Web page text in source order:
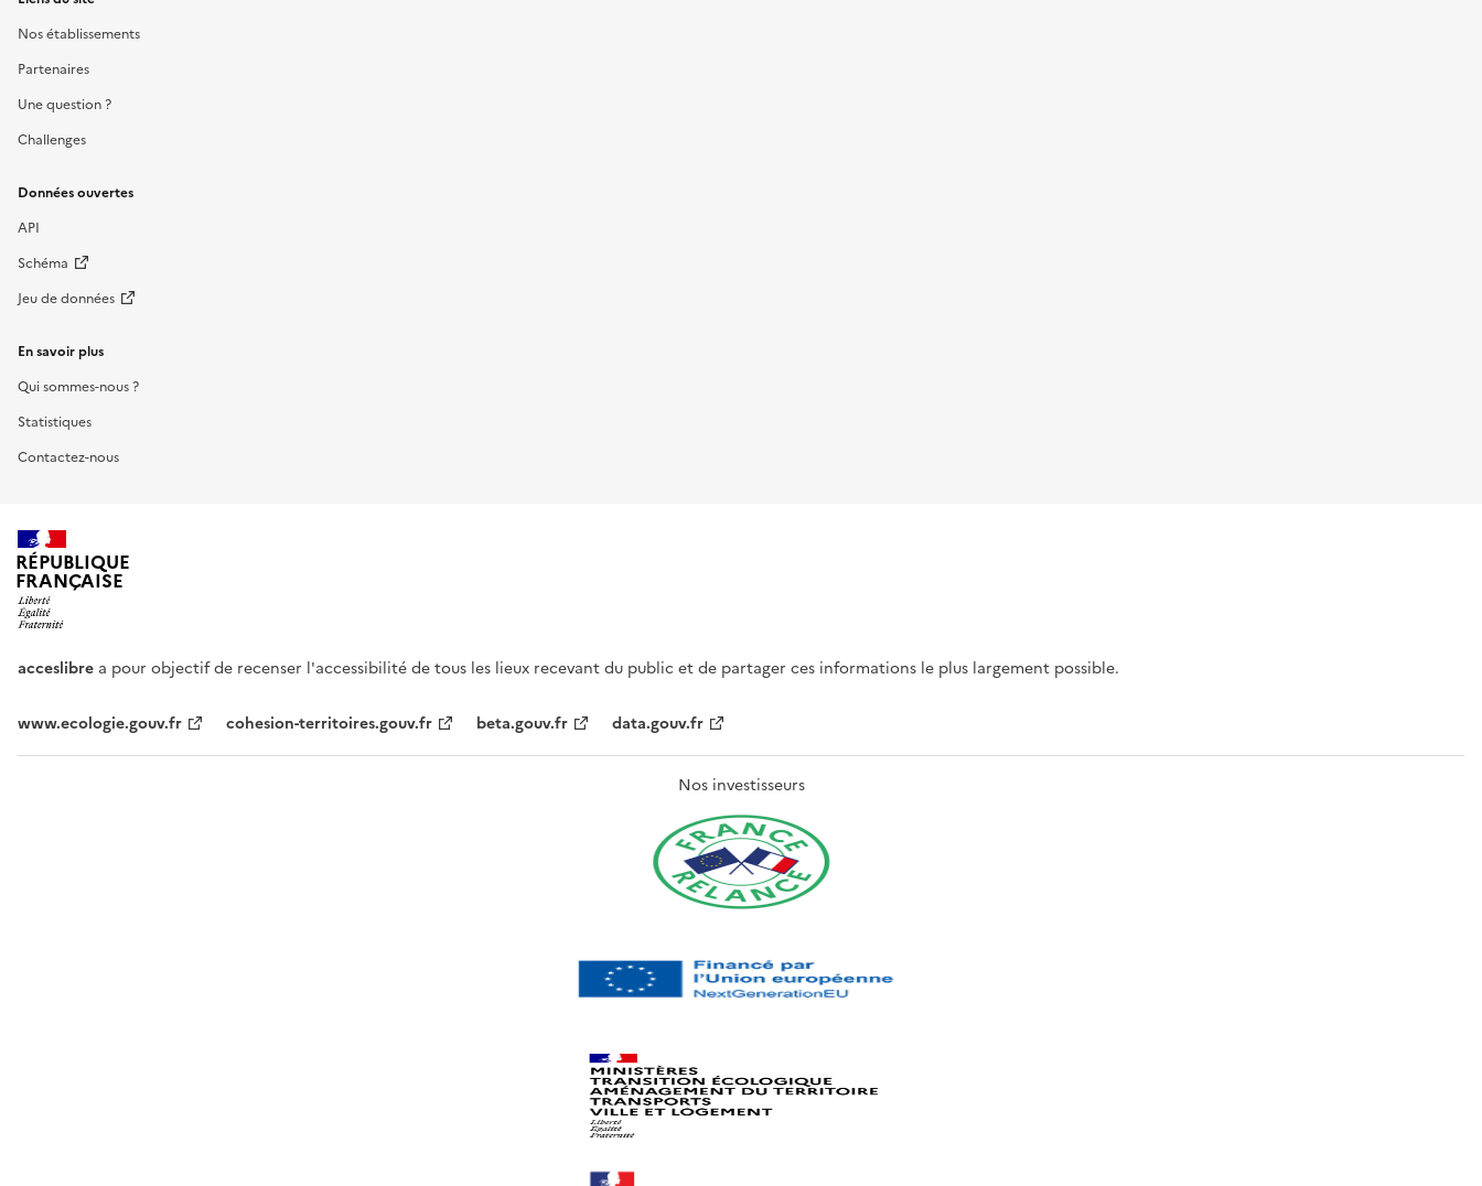
Nos établissements
Partenaires
Une question ?
Challenges
Données ouvertes
API
Schéma
Jeu de données
En savoir plus
Qui sommes-nous ?
Statistiques
Contactez-nous
RÉPUBLIQUE
FRANÇAISE
acceslibre a pour objectif de recenser l'accessibilité de tous les lieux recevant du public et de partager ces informations le plus largement possible.
www.ecologie.gouv.fr cohesion-territoires.gouv.fr beta.gouv.fr data.gouv.fr
Nos investisseurs